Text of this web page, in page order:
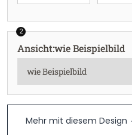
2
Ansicht:wie Beispielbild
Mehr mit diesem Design